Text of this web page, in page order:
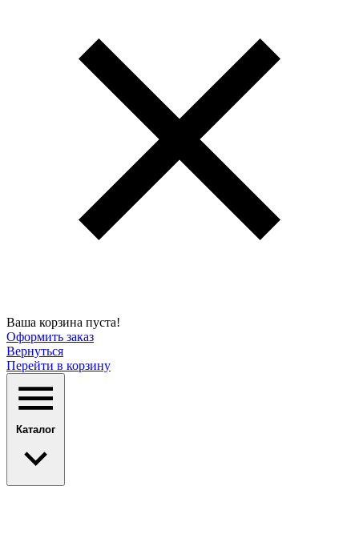
Ваша корзина пуста!
Оформить заказ
Вернуться
Перейти в корзину
Каталог